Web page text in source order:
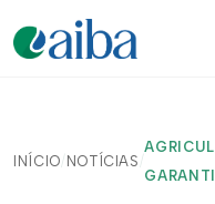
INÍCIO/ NOTÍCIAS /